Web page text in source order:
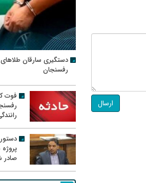
ارسال
دستگیری سارقان
رفسنجان
صادر